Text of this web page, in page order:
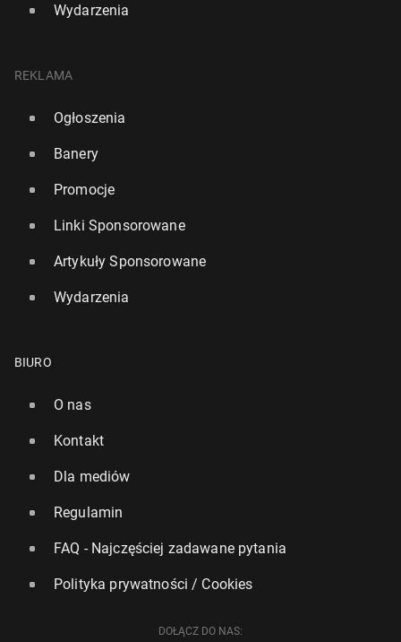
Wydarzenia
REKLAMA
Ogłoszenia
Banery
Promocje
Linki Sponsorowane
Artykuły Sponsorowane
Wydarzenia
BIURO
O nas
Kontakt
Dla mediów
Regulamin
FAQ - Najczęściej zadawane pytania
Polityka prywatności / Cookies
DOŁĄCZ DO NAS: